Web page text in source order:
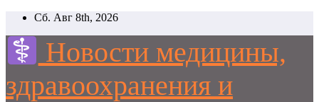
Перейти
содержимому
Сб. Авг 8th, 2026
Новости медицины,
здравоохранения и